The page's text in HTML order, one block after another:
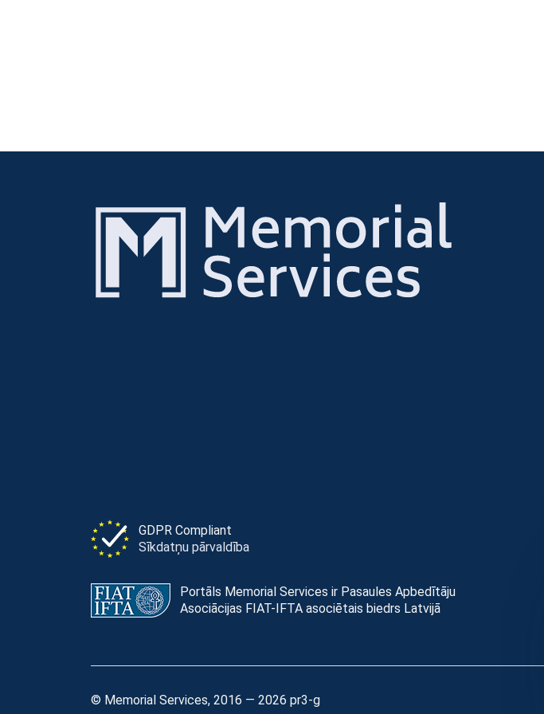
GDPR Compliant
Sīkdatņu pārvaldība
Portāls Memorial Services ir Pasaules Apbedītāju
Asociācijas FIAT-IFTA asociētais biedrs Latvijā
© Memorial Services, 2016 — 2026 pr3-g